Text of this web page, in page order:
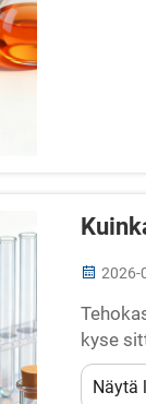
2026-
kyse
Näytä